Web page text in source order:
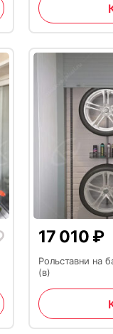
17 010 ₽
Рольставни на
(в)